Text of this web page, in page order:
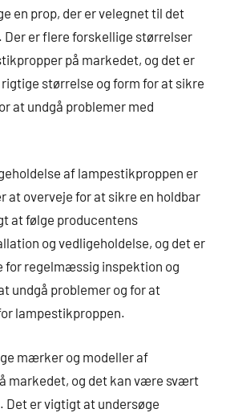
en prop, der er velegnet til det
er flere forskellige størrelser
på markedet, og det er
størrelse og form for at sikre
at undgå problemer med
af lampestikproppen er
at overveje for at sikre en holdbar
at følge producentens
og vedligeholdelse, og det er
for regelmæssig inspektion og
undgå problemer og for at
lampestikproppen.
mærker og modeller af
markedet, og det kan være svært
er vigtigt at undersøge